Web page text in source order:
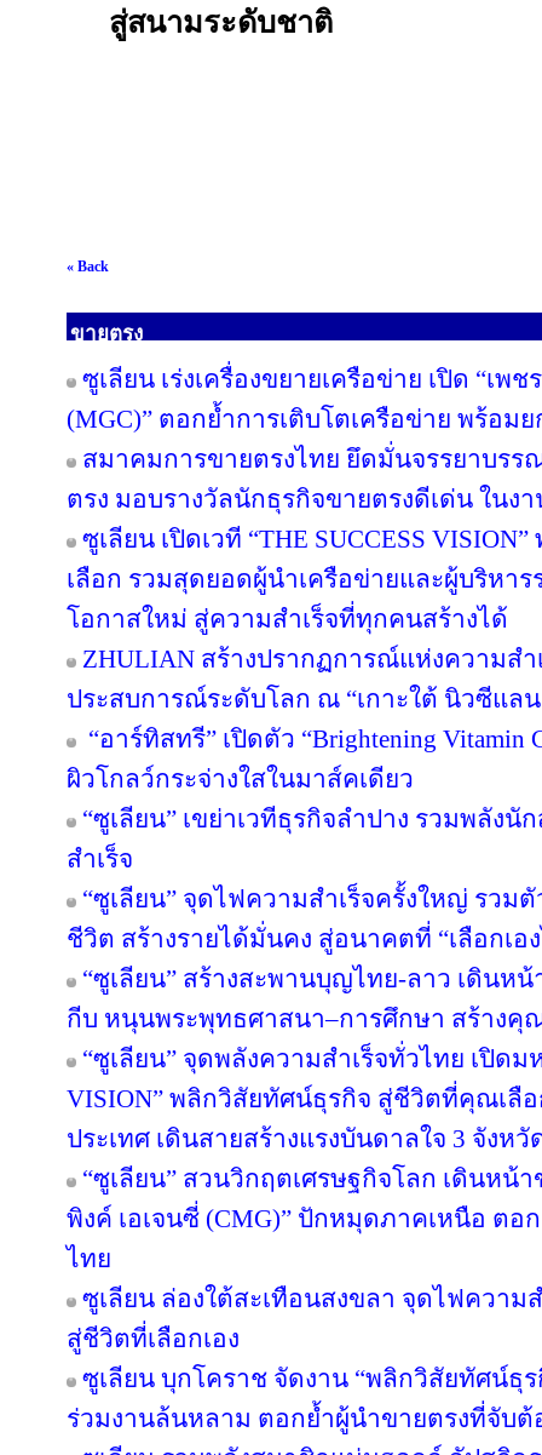
สู่สนามระดับชาติ
« Back
ขายตรง
ซูเลียน เร่งเครื่องขยายเครือข่าย เปิด “เพ
(MGC)” ตอกย้ำการเติบโตเครือข่าย พร้อ
สมาคมการขายตรงไทย ยึดมั่นจรรยาบรร
ตรง มอบรางวัลนักธุรกิจขายตรงดีเด่น ในงา
ซูเลียน เปิดเวที “THE SUCCESS
เลือก รวมสุดยอดผู้นำเครือข่ายและผู้บริหา
โอกาสใหม่ สู่ความสำเร็จที่ทุกคนสร้างได้
ZHULIAN สร้างปรากฏการณ์แห่งความสำ
ประสบการณ์ระดับโลก ณ “เกาะใต้ นิวซีแล
“อาร์ทิสทรี” เปิดตัว “Brightening Vitamin
ผิวโกลว์กระจ่างใสในมาส์คเดียว
“ซูเลียน” เขย่าเวทีธุรกิจลำปาง รวมพลัง
สำเร็จ
“ซูเลียน” จุดไฟความสำเร็จครั้งใหญ่ รว
ชีวิต สร้างรายได้มั่นคง สู่อนาคตที่ “เลือกเอ
“ซูเลียน” สร้างสะพานบุญไทย-ลาว เดินห
กีบ หนุนพระพุทธศาสนา–การศึกษา สร้างคุ
“ซูเลียน” จุดพลังความสำเร็จทั่วไทย เปิดม
VISION” พลิกวิสัยทัศน์ธุรกิจ สู่ชีวิตที่คุณเลื
ประเทศ เดินสายสร้างแรงบันดาลใจ 3 จังห
“ซูเลียน” สวนวิกฤตเศรษฐกิจโลก เดินหน้
พิงค์ เอเจนซี่ (CMG)” ปักหมุดภาคเหนือ ตอ
ไทย
ซูเลียน ล่องใต้สะเทือนสงขลา จุดไฟความ
สู่ชีวิตที่เลือกเอง
ซูเลียน บุกโคราช จัดงาน “พลิกวิสัยทัศน์ธุ
ร่วมงานล้นหลาม ตอกย้ำผู้นำขายตรงที่จับต้